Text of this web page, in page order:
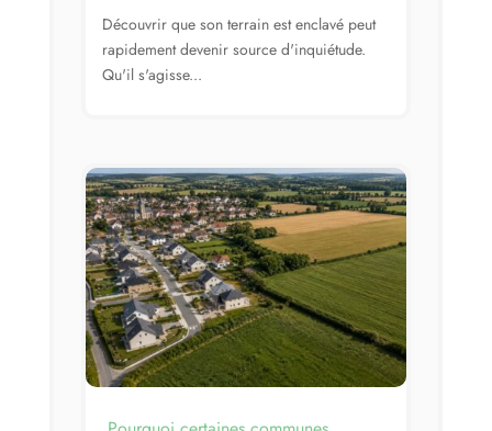
Découvrir que son terrain est enclavé peut
rapidement devenir source d'inquiétude.
Qu'il s'agisse...